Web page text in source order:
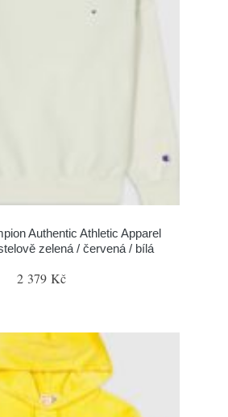
Authentic Athletic Apparel
zelená / červená / bílá
2 379 Kč